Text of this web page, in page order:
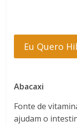
Eu Quero
Abacaxi
Fonte de
ajudam o